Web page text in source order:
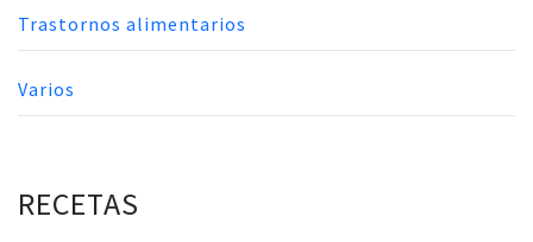
Trastornos alimentarios
Varios
RECETAS